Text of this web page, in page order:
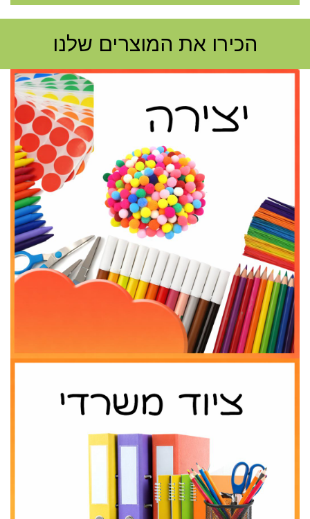
הכירו את המוצרים שלנו